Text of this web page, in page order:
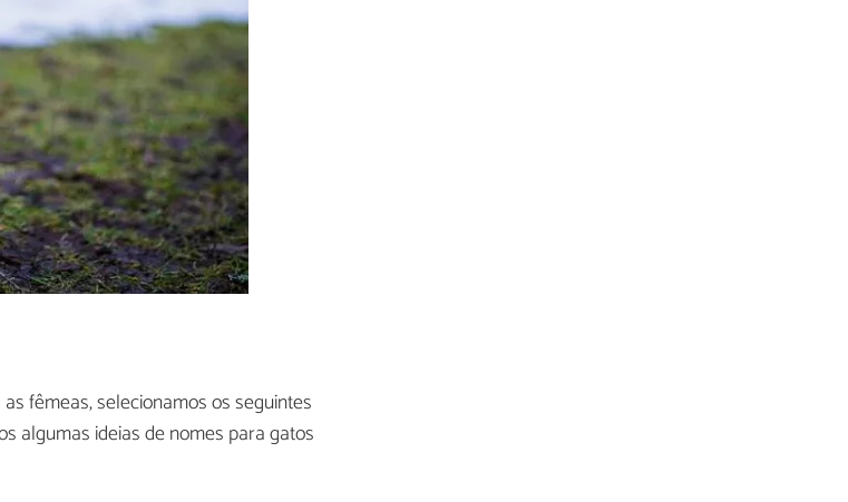
fêmeas, selecionamos os seguintes
algumas ideias de nomes para gatos